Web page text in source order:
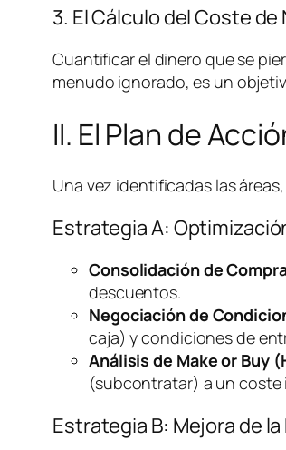
3. El Cálculo del Coste de
Cuantificar el dinero que se
menudo ignorado, es un
II. El Plan de
Una vez identificadas las
Estrategia A:
Consolidación de
descuentos.
Negociación de
caja) y condiciones de
Análisis de Make or Buy
(subcontratar) a un coste
Estrategia B: Mejora de